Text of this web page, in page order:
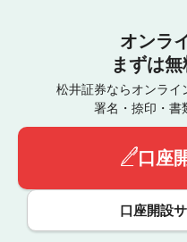
オンラ
まずは
松井証券ならオンライ
署名・捺印・書
口座
口座開設